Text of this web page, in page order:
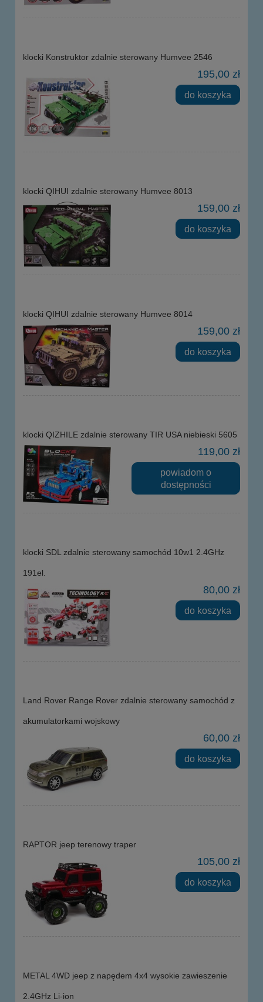
klocki Konstruktor zdalnie sterowany Humvee 2546
195,00 zł
do koszyka
klocki QIHUI zdalnie sterowany Humvee 8013
159,00 zł
do koszyka
klocki QIHUI zdalnie sterowany Humvee 8014
159,00 zł
do koszyka
klocki QIZHILE zdalnie sterowany TIR USA niebieski 5605
119,00 zł
powiadom o
dostępności
klocki SDL zdalnie sterowany samochód 10w1 2.4GHz
191el.
80,00 zł
do koszyka
Land Rover Range Rover zdalnie sterowany samochód z
akumulatorkami wojskowy
60,00 zł
do koszyka
RAPTOR jeep terenowy traper
105,00 zł
do koszyka
METAL 4WD jeep z napędem 4x4 wysokie zawieszenie
2.4GHz Li-ion